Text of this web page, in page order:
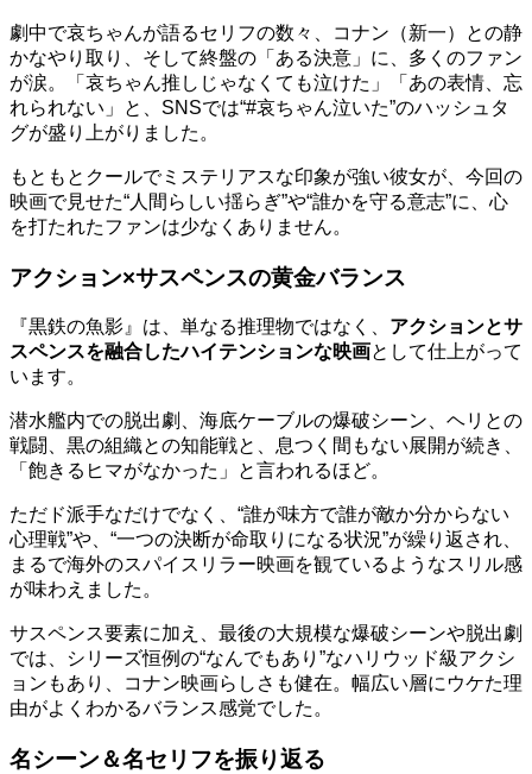
劇中で哀ちゃんが語るセリフの数々、コナン（新一）との静
かなやり取り、そして終盤の「ある決意」に、多くのファン
が涙。「哀ちゃん推しじゃなくても泣けた」「あの表情、忘
れられない」と、SNSでは“#哀ちゃん泣いた”のハッシュタ
グが盛り上がりました。
もともとクールでミステリアスな印象が強い彼女が、今回の
映画で見せた“人間らしい揺らぎ”や“誰かを守る意志”に、心
を打たれたファンは少なくありません。
アクション×サスペンスの黄金バランス
『黒鉄の魚影』は、単なる推理物ではなく、 アクションとサ
スペンスを融合したハイテンションな映画として仕上がって
います。
潜水艦内での脱出劇、海底ケーブルの爆破シーン、ヘリとの
戦闘、黒の組織との知能戦と、息つく間もない展開が続き、
「飽きるヒマがなかった」と言われるほど。
ただド派手なだけでなく、“誰が味方で誰が敵か分からない
心理戦”や、“一つの決断が命取りになる状況”が繰り返され、
まるで海外のスパイスリラー映画を観ているようなスリル感
が味わえました。
サスペンス要素に加え、最後の大規模な爆破シーンや脱出劇
では、シリーズ恒例の“なんでもあり”なハリウッド級アクシ
ョンもあり、コナン映画らしさも健在。幅広い層にウケた理
由がよくわかるバランス感覚でした。
名シーン＆名セリフを振り返る